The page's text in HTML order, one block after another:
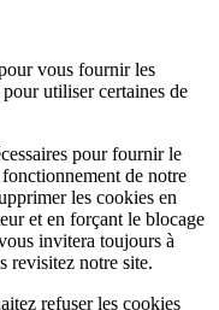
vous fournir les
utiliser certaines de
pour fournir le
de notre
les cookies en
et en forçant le blocage
invitera toujours à
revisitez notre site.
refuser les cookies